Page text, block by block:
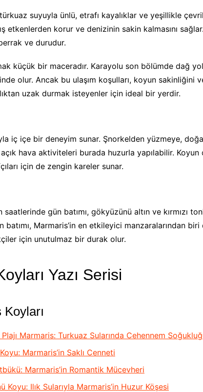
suyuyla ünlü, etrafı kayalıklar ve yeşillikle
etkenlerden korur ve denizinin sakin kalmasını
ve durudur.
küçük bir maceradır. Karayolu son bölümde dağ
olur. Ancak bu ulaşım koşulları, koyun sakinliğini ve
uzak durmak isteyenler için ideal bir yerdir.
iç içe bir deneyim sunar. Şnorkelden yüzmeye,
hava aktiviteleri burada huzurla yapılabilir.
için de zengin kareler sunar.
saatlerinde gün batımı, gökyüzünü altın ve kırmızı
batımı, Marmaris’in en etkileyici manzaralarından
için unutulmaz bir durak olur.
Yazı Serisi
Marmaris: Turkuaz Sularında Cehennem
Marmaris’in Saklı Cenneti
Marmaris’in Romantik Mücevheri
Koyu: Ilık Sularıyla Marmaris’in Huzur Köşesi